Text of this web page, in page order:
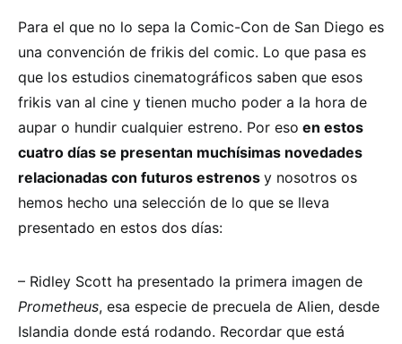
Para el que no lo sepa la Comic-Con de San Diego es
una convención de frikis del comic. Lo que pasa es
que los estudios cinematográficos saben que esos
frikis van al cine y tienen mucho poder a la hora de
aupar o hundir cualquier estreno. Por eso en estos
cuatro días se presentan muchísimas novedades
relacionadas con futuros estrenos y nosotros os
hemos hecho una selección de lo que se lleva
presentado en estos dos días:
– Ridley Scott ha presentado la primera imagen de
Prometheus, esa especie de precuela de Alien, desde
Islandia donde está rodando. Recordar que está